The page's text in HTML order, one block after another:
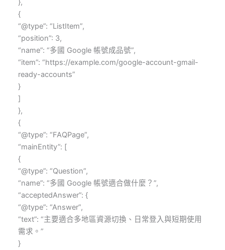
},
{
“@type”: “ListItem”,
“position”: 3,
“name”: “多國 Google 帳號成品號”,
“item”: “https://example.com/google-account-gmail-
ready-accounts”
}
]
},
{
“@type”: “FAQPage”,
“mainEntity”: [
{
“@type”: “Question”,
“name”: “多國 Google 帳號適合做什麼？”,
“acceptedAnswer”: {
“@type”: “Answer”,
“text”: “主要適合多地區資源切換、日常登入與短期使用
需求。”
}